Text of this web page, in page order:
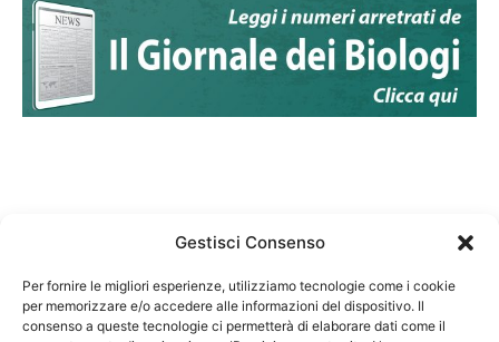
Gestisci Consenso
Per fornire le migliori esperienze, utilizziamo tecnologie come i cookie
per memorizzare e/o accedere alle informazioni del dispositivo. Il
consenso a queste tecnologie ci permetterà di elaborare dati come il
Federazione Nazionale Degli Ordini dei Biologi: